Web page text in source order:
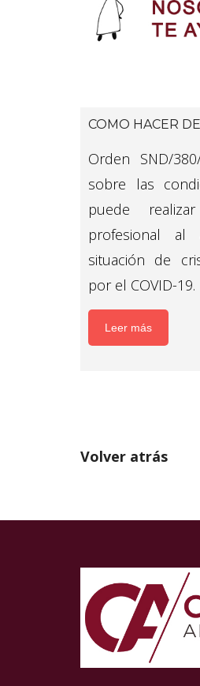
COMO HACER
Orden SND/
sobre las
puede
profesional
situación de
por el COVID-
Leer más
Volver atrás